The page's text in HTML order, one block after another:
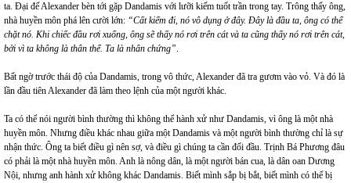
ta. Đại đế Alexander bèn tới gặp Dandamis với lưỡi kiếm tuốt trần trong tay. Trông thấy ông,
nhà huyền môn phá lên cười lớn: “Cất kiếm đi, nó vô dụng ởđây. Đây là đầu ta, ông có thể
chặt nó. Khi chiếc đầu rơi xuống, ông sẽ thấy nó rơi trên cát và ta cũng thấy nó rơi trên cát,
bởi vì ta không là thân thể. Ta là nhân chứng”.
Bất ngờ trước thái độ của Dandamis, trong vô thức, Alexander đã tra gươm vào vỏ. Và đó là
lần đầu tiên Alexander đã làm theo lệnh của một người khác.
Ta có thể nói người bình thường thì không thể hành xử như Dandamis, vì ông là một nhà
huyền môn. Nhưng điều khác nhau giữa một Dandamis và một người bình thường chỉ là sự
nhận thức. Ông ta biết điều gì nên sợ, và điều gì chúng ta cần đối đầu. Trịnh Bá Phương đâu
có phải là một nhà huyền môn. Anh là nông dân, là một người bán cua, là dân oan Dương
Nội, nhưng anh hành xử không khác Dandamis. Biết mình sắp bị bắt, biết mình có thể bị